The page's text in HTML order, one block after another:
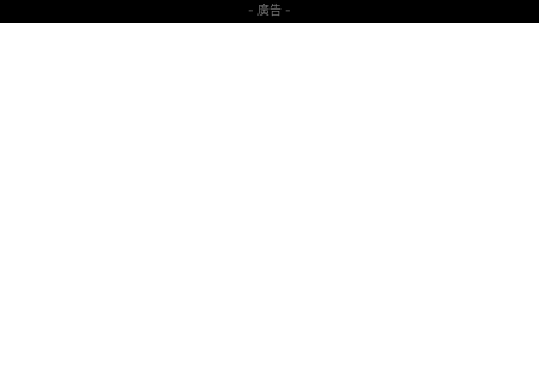
- 廣告 -